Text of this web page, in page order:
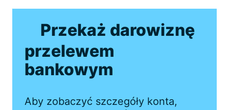
Przekaż darowiznę
przelewem
bankowym
Aby zobaczyć szczegóły konta,